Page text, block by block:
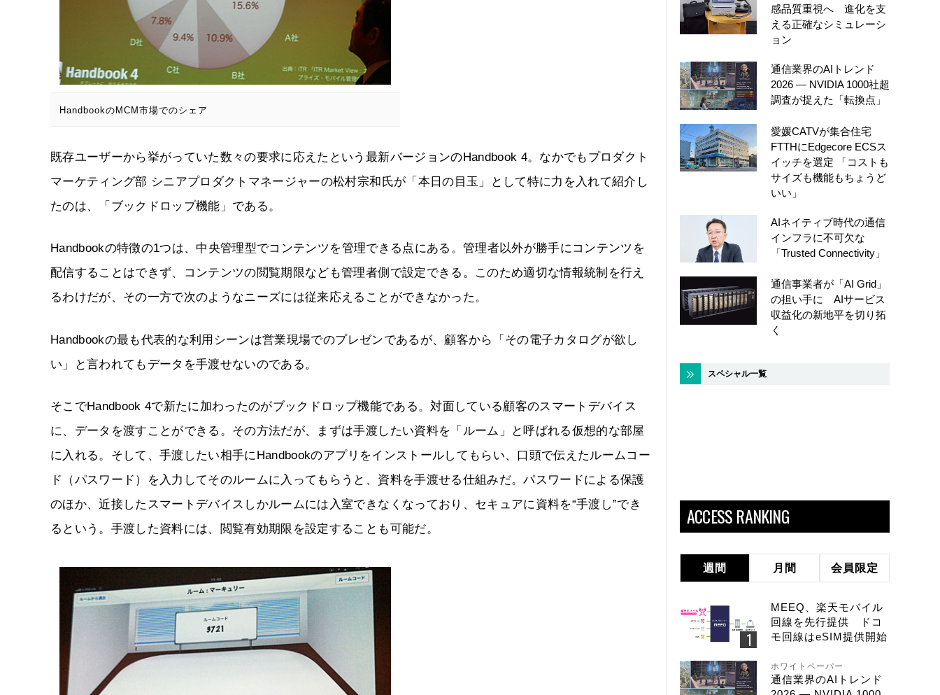
HandbookのMCM市場でのシェア
既存ユーザーから挙がっていた数々の要求に応えたという最新バージョンのHandbook 4。なかでもプロダクト
マーケティング部 シニアプロダクトマネージャーの松村宗和氏が「本日の目玉」として特に力を入れて紹介し
たのは、「ブックドロップ機能」である。
Handbookの特徴の1つは、中央管理型でコンテンツを管理できる点にある。管理者以外が勝手にコンテンツを
配信することはできず、コンテンツの閲覧期限なども管理者側で設定できる。このため適切な情報統制を行え
るわけだが、その一方で次のようなニーズには従来応えることができなかった。
Handbookの最も代表的な利用シーンは営業現場でのプレゼンであるが、顧客から「その電子カタログが欲し
い」と言われてもデータを手渡せないのである。
そこでHandbook 4で新たに加わったのがブックドロップ機能である。対面している顧客のスマートデバイス
に、データを渡すことができる。その方法だが、まずは手渡したい資料を「ルーム」と呼ばれる仮想的な部屋
に入れる。そして、手渡したい相手にHandbookのアプリをインストールしてもらい、口頭で伝えたルームコー
ド（パスワード）を入力してそのルームに入ってもらうと、資料を手渡せる仕組みだ。パスワードによる保護
のほか、近接したスマートデバイスしかルームには入室できなくなっており、セキュアに資料を“手渡し”でき
るという。手渡した資料には、閲覧有効期限を設定することも可能だ。
感品質重視へ 進化を支
える正確なシミュレーシ
ョン
通信業界のAIトレンド
2026 ― NVIDIA 1000社超
調査が捉えた「転換点」
愛媛CATVが集合住宅
FTTHにEdgecore ECSス
イッチを選定 「コストも
サイズも機能もちょうど
いい」
AIネイティブ時代の通信
インフラに不可欠な
「Trusted Connectivity」
通信事業者が「AI Grid」
の担い手に AIサービス
収益化の新地平を切り拓
く
スペシャル一覧
ACCESS RANKING
週間 月間 会員限定
MEEQ、楽天モバイル
回線を先行提供 ドコ
モ回線はeSIM提供開始
ホワイトペーパー
通信業界のAIトレンド